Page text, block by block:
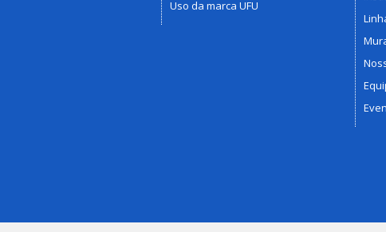
Uso da marca UFU